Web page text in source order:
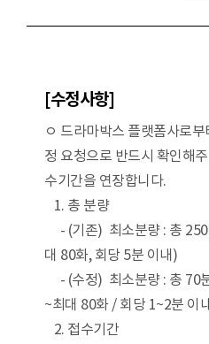
[수정사항]
ㅇ 드라마박스 플랫폼사로
정 요청으로 반드시 확인해
수기간을 연장합니다.
1. 총 분량
- (기존) 최소분량 : 총 250
대 80화, 회당 5분 이내)
- (수정) 최소분량 : 총 70
~최대 80화 / 회당 1~2분 이
2. 접수기간